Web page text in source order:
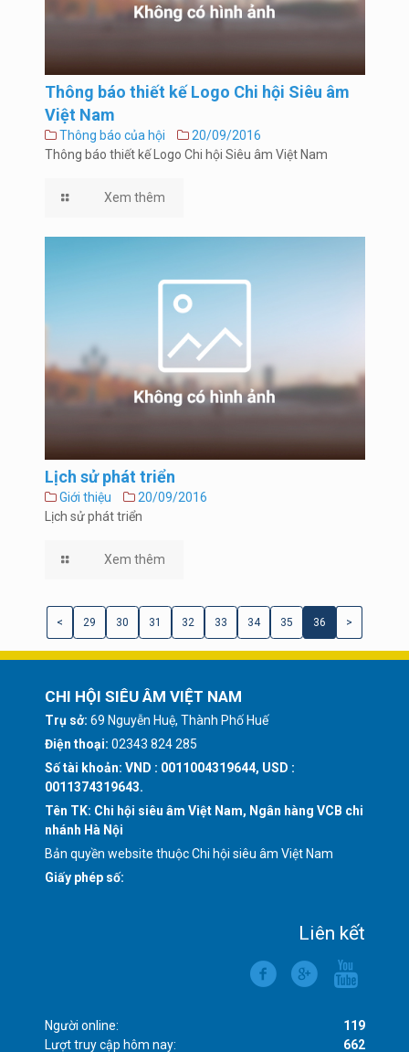
Thông báo thiết kế Logo Chi hội Siêu âm
Việt Nam
Thông báo của hội
20/09/2016
Thông báo thiết kế Logo Chi hội Siêu âm Việt Nam
Xem thêm
Lịch sử phát triển
Giới thiệu
20/09/2016
Lịch sử phát triển
Xem thêm
< 29 30 31 32 33 34 35 36 >
CHI HỘI SIÊU ÂM VIỆT NAM
Trụ sở: 69 Nguyễn Huệ, Thành Phố Huế
Điện thoại: 02343 824 285
Số tài khoản: VND : 0011004319644, USD :
0011374319643.
Tên TK: Chi hội siêu âm Việt Nam, Ngân hàng VCB chi
nhánh Hà Nội
Bản quyền website thuộc Chi hội siêu âm Việt Nam
Giấy phép số:
Liên kết
Người online:
119
Lượt truy cập hôm nay:
662